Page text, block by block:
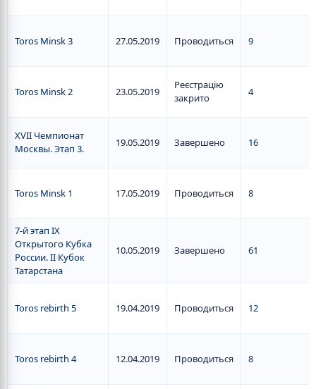
Toros Minsk 3 27.05.2019 Проводиться 9
Toros Minsk 2 23.05.2019
Реєстрацію
закрито
4
XVII Чемпионат
Москвы. Этап 3.
19.05.2019 Завершено 16
Toros Minsk 1 17.05.2019 Проводиться 8
7-й этап IX
Открытого Кубка
России. II Кубок
Татарстана
10.05.2019 Завершено 61
Toros rebirth 5 19.04.2019 Проводиться 12
Toros rebirth 4 12.04.2019 Проводиться 8